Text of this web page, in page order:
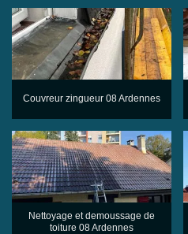
Couvreur zingueur 08 Ardennes
Nettoyage et demoussage de
toiture 08 Ardennes